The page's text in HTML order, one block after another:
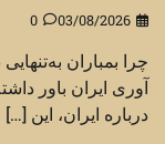
03/08/2026
0
چرا بمباران
آوری ایران باور
درباره ایران، این […]